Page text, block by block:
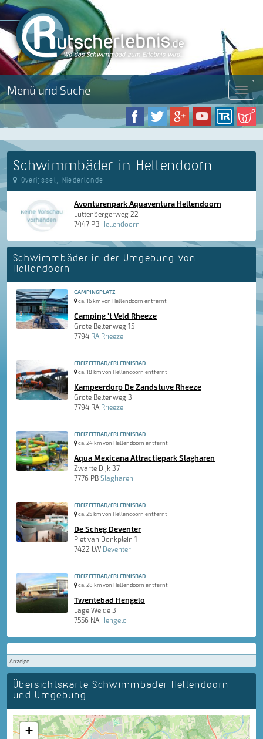
Menü und Suche Menü
Schwimmbäder in Hellendoorn
Overijssel, Niederlande
Avonturenpark Aquaventura Hellendoorn
Luttenbergerweg 22
7447 PB Hellendoorn
Schwimmbäder in der Umgebung von
Hellendoorn
CAMPINGPLATZ
ca. 16 km von Hellendoorn entfernt
Camping 't Veld Rheeze
Grote Beltenweg 15
7794 RA Rheeze
FREIZEITBAD/ERLEBNISBAD
ca. 18 km von Hellendoorn entfernt
Kampeerdorp De Zandstuve Rheeze
Grote Beltenweg 3
7794 RA Rheeze
FREIZEITBAD/ERLEBNISBAD
ca. 24 km von Hellendoorn entfernt
Aqua Mexicana Attractiepark Slagharen
Zwarte Dijk 37
7776 PB Slagharen
FREIZEITBAD/ERLEBNISBAD
ca. 25 km von Hellendoorn entfernt
De Scheg Deventer
Piet van Donkplein 1
7422 LW Deventer
FREIZEITBAD/ERLEBNISBAD
ca. 28 km von Hellendoorn entfernt
Twentebad Hengelo
Lage Weide 3
7556 NA Hengelo
Anzeige
Übersichtskarte Schwimmbäder Hellendoorn
und Umgebung
+